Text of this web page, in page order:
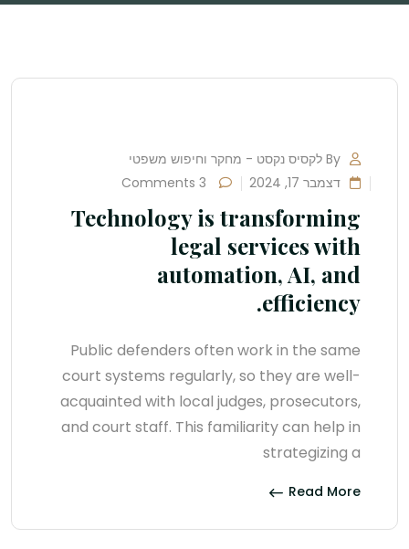
By לקסיס נקסט - מחקר וחיפוש משפטי
דצמבר 17, 2024
Technology is transforming
legal services with
automation, AI, and
efficiency.
Public defenders often work in the same
court systems regularly, so they are well-
acquainted with local judges, prosecutors,
and court staff. This familiarity can help in
strategizing a
Read More